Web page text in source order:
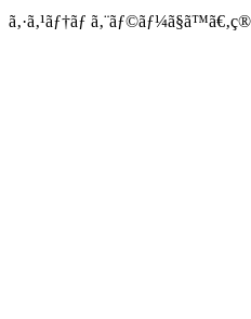
ã‚·ã‚¹ãƒ†ãƒ